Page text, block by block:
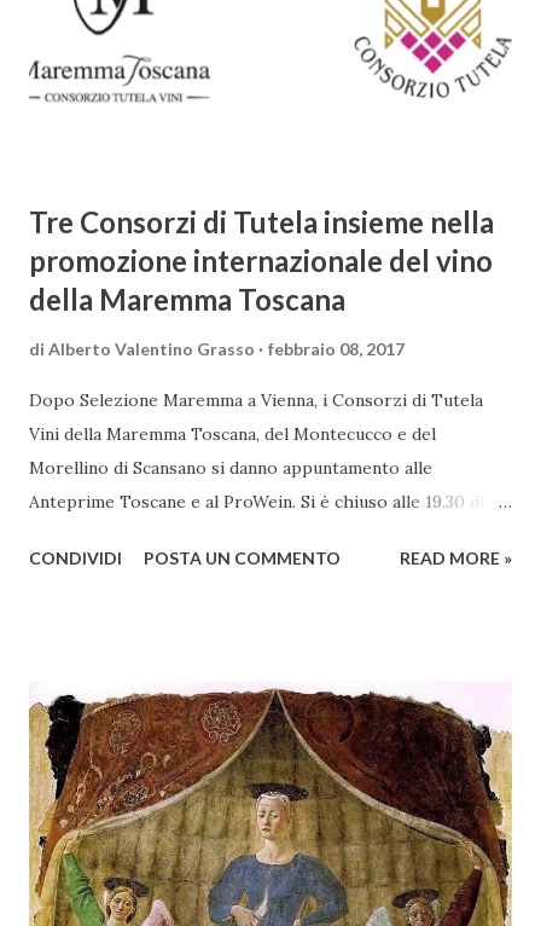
cambiamenti culturali e sociali, e la sua opera riflette questa
complessità. L'Adone è un poema epico-mitologico in 20
canti, composto da oltre 40.000 versi. Narra la storia
Tre Consorzi di Tutela insieme nella
promozione internazionale del vino
della Maremma Toscana
di Alberto Valentino Grasso febbraio 08, 2017
Dopo Selezione Maremma a Vienna, i Consorzi di Tutela
Vini della Maremma Toscana, del Montecucco e del
Morellino di Scansano si danno appuntamento alle
Anteprime Toscane e al ProWein. Si è chiuso alle 19.30 di
presso l’Hotel Regina di Vienna dalla società Wein & Kultur,
territorio maremmano: Consorzio Tutela Vini della
Maremma Toscana, del Montecucco e del Morellino di
Scansano. Scopo dell’iniziativa è stato quello di promuovere
le eccellenze vitivinicole della regione in Austria, un
mercato dove il potenziale di crescita è ancora molto alto,
assistendo i produttori nella creazione di contatti
commerciali con gli operatori locali. Gli organizzatori
CONDIVIDI POSTA UN COMMENTO READ MORE »